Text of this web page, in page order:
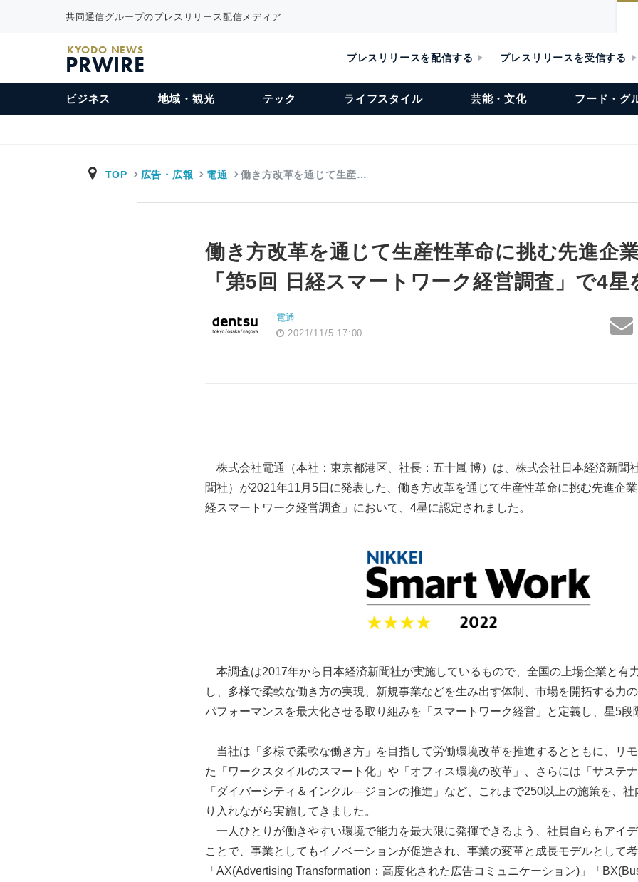
共同通信グループのプレスリリース配信メディア
KYODO NEWS
PRWIRE プレスリリースを配信する プレスリリースを受信する
ビジネス 地域・観光 テック ライフスタイル 芸能・文化 フード・グ
TOP 広告・広報 電通 働き方改革を通じて生産…
働き方改革を通じて生産性革命に挑む先進企
「第5回 日経スマートワーク経営調査」で4星
電通
2021/11/5 17:00
株式会社電通（本社：東京都港区、社長：五十嵐 博）は、株式会社日本経済新聞
聞社）が2021年11月5日に発表した、働き方改革を通じて生産性革命に挑む先進企
経スマートワーク経営調査」において、4星に認定されました。
本調査は2017年から日本経済新聞社が実施しているもので、全国の上場企業と有
し、多様で柔軟な働き方の実現、新規事業などを生み出す体制、市場を開拓する力
パフォーマンスを最大化させる取り組みを「スマートワーク経営」と定義し、星5段
当社は「多様で柔軟な働き方」を目指して労働環境改革を推進するとともに、リ
た「ワークスタイルのスマート化」や「オフィス環境の改革」、さらには「サステ
「ダイバーシティ＆インクル―ジョンの推進」など、これまで250以上の施策を、
り入れながら実施してきました。
一人ひとりが働きやすい環境で能力を最大限に発揮できるよう、社員自らもアイ
ことで、事業としてもイノベーションが促進され、事業の変革と成長モデルとして
「AX(Advertising Transformation：高度化された広告コミュニケーション)」「